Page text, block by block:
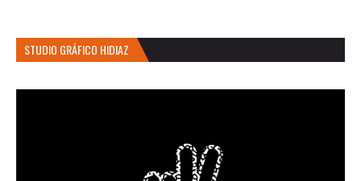
STUDIO GRÁFICO HIDIAZ